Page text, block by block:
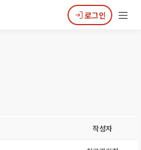
로그인
작성자